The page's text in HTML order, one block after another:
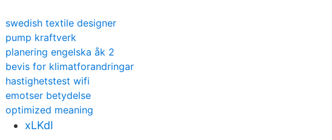
swedish textile designer
pump kraftverk
planering engelska åk 2
bevis for klimatforandringar
hastighetstest wifi
emotser betydelse
optimized meaning
xLKdI